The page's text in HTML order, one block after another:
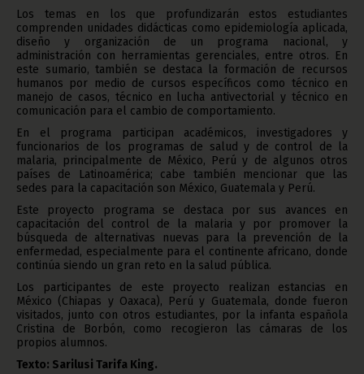
Los temas en los que profundizarán estos estudiantes
comprenden unidades didácticas como epidemiología aplicada,
diseño y organización de un programa nacional, y
administración con herramientas gerenciales, entre otros. En
este sumario, también se destaca la formación de recursos
humanos por medio de cursos específicos como técnico en
manejo de casos, técnico en lucha antivectorial y técnico en
comunicación para el cambio de comportamiento.
En el programa participan académicos, investigadores y
funcionarios de los programas de salud y de control de la
malaria, principalmente de México, Perú y de algunos otros
países de Latinoamérica; cabe también mencionar que las
sedes para la capacitación son México, Guatemala y Perú.
Este proyecto programa se destaca por sus avances en
capacitación del control de la malaria y por promover la
búsqueda de alternativas nuevas para la prevención de la
enfermedad, especialmente para el continente africano, donde
continúa siendo un gran reto en la salud pública.
Los participantes de este proyecto realizan estancias en
México (Chiapas y Oaxaca), Perú y Guatemala, donde fueron
visitados, junto con otros estudiantes, por la infanta española
Cristina de Borbón, como recogieron las cámaras de los
propios alumnos.
Texto: Sarilusi Tarifa King.